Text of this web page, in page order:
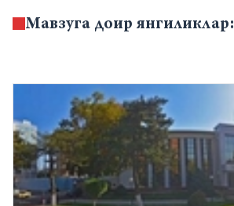
Мавзуга доир янгиликлар: